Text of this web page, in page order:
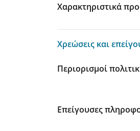
Χαρακτηριστικά
Χρεώσεις και
Χρεώσεις και
Περιορισμοί
Επείγουσες